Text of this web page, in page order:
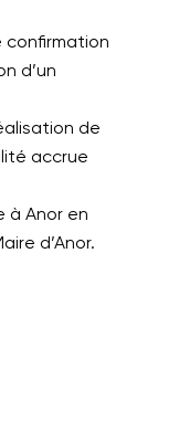
confirmation
d’un
de
accrue
à Anor en
d’Anor.